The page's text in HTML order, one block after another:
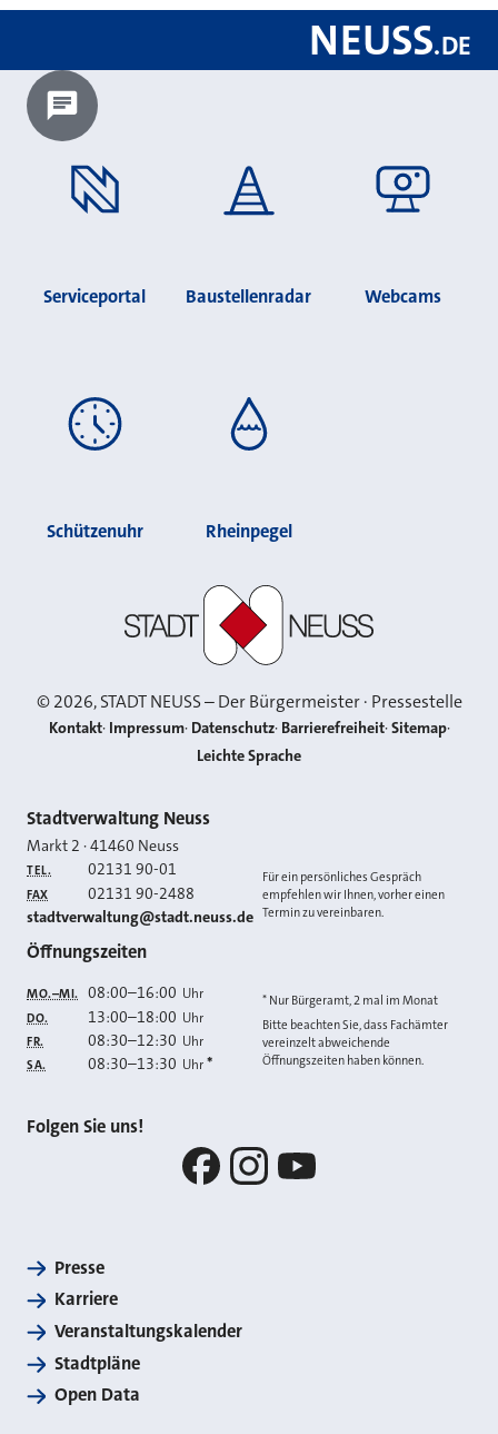
NEUSS.DE
Chatbot laden?
Serviceportal Baustellenradar Webcams
Schützenuhr Rheinpegel
©2026, STADT NEUSS – Der Bürgermeister · Pressestelle
Kontakt Impressum Datenschutz Barrierefreiheit Sitemap
Leichte Sprache
Kontakt
Stadtverwaltung Neuss
Markt 2 ·41460 Neuss
TEL. 02131 90-01
FAX 02131 90-2488
E-MAIL
stadtverwaltung@stadt.neuss.de
Für ein persönliches Gespräch
empfehlen wir Ihnen, vorher einen
Termin zu vereinbaren.
Öffnungszeiten
MO.–MI. 08:00–16:00 Uhr
DO. 13:00–18:00 Uhr
FR. 08:30–12:30 Uhr
SA. 08:30–13:30 Uhr *
* Nur Bürgeramt, 2 mal im Monat
Bitte beachten Sie, dass Fachämter
vereinzelt abweichende
Öffnungszeiten haben können.
Folgen Sie uns!
Presse
Karriere
Veranstaltungskalender
Stadtpläne
Open Data